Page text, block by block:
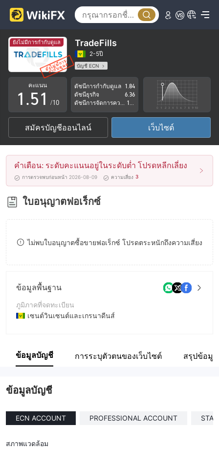
ยังไม่มีการกำกับดูแล TradeFills
2-5ปี
บัญชี ECN
ใบอนุญาตในการกำกับดูแลกำลังถูกตั้งข้อสงสัย
กลุ่มธุรกิจที่ต้องสงสัย
ระวังความเสี่ยงอันตรายที่อาจจะซ่อนอยู่
คะแนน
0
1
2
3
4
5
6
7
8
.
1
2
3
4
5
6
7
8
9
0
1
2
3
4
5
6
7
8
/10
ดัชนีการกำกับดูแล 1.84
ดัชนีธุรกิจ
6.36
สมัครบัญชีออนไลน์ เว็บไซต์
คำเตือน: ระดับคะแนนอยู่ในระดับต่ำ โปรดหลีกเลี่ยง
การตรวจพบก่อนหน้า 2026-08-09 ความเสี่ยง 3
ใบอนุญาตฟอเร็กซ์
ไม่พบใบอนุญาตซื้อขายฟอเร็กซ์ โปรดตระหนักถึงความเสี่ยง
ข้อมูลพื้นฐาน
ภูมิภาคที่จดทะเบียน
เซนต์วินเซนต์และเกรนาดีนส์
ชื่อบริษัท
ข้อมูลบัญชี การระบุตัวตนของเว็บไซต์ สรุปข้อมู
ข้อมูลบัญชี
ECN ACCOUNT PROFESSIONAL ACCOUNT
สภาพแวดล้อม